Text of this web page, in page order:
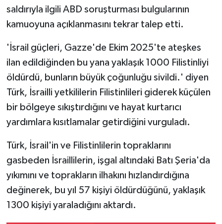
saldırıyla ilgili ABD soruşturması bulgularının
kamuoyuna açıklanmasını tekrar talep etti.
'İsrail güçleri, Gazze'de Ekim 2025'te ateşkes
ilan edildiğinden bu yana yaklaşık 1000 Filistinliyi
öldürdü, bunların büyük çoğunluğu sivildi.' diyen
Türk, İsrailli yetkililerin Filistinlileri giderek küçülen
bir bölgeye sıkıştırdığını ve hayat kurtarıcı
yardımlara kısıtlamalar getirdiğini vurguladı.
Türk, İsrail'in ve Filistinlilerin topraklarını
gasbeden İsraillilerin, işgal altındaki Batı Şeria'da
yıkımını ve toprakların ilhakını hızlandırdığına
değinerek, bu yıl 57 kişiyi öldürdüğünü, yaklaşık
1300 kişiyi yaraladığını aktardı.